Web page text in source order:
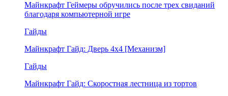
Майнкрафт Геймеры обручились после трех свиданий
благодаря компьютерной игре
Гайды
Майнкрафт Гайд: Дверь 4х4 [Механизм]
Гайды
Майнкрафт Гайд: Скоростная лестница из тортов